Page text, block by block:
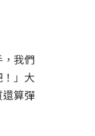
我們
」大
算彈